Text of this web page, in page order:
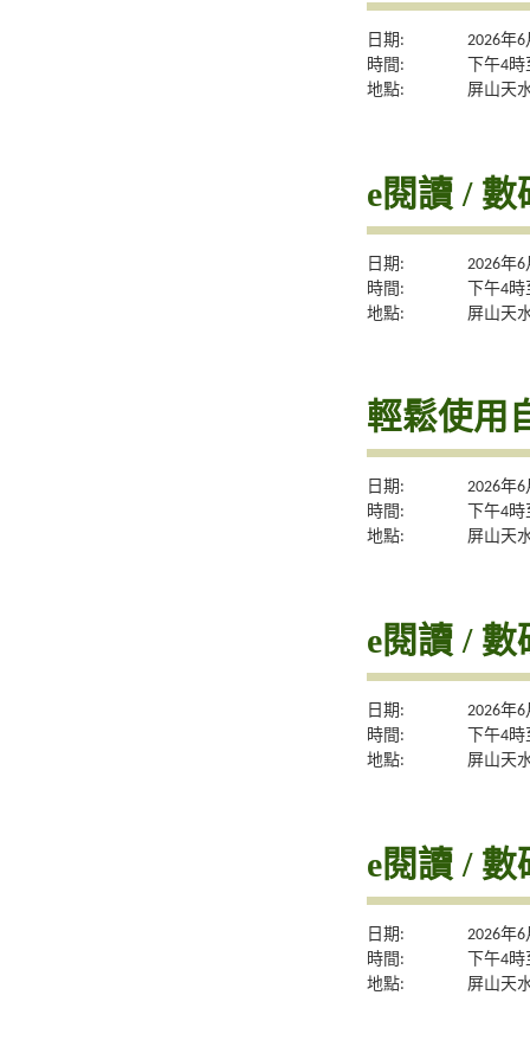
日期:
2026年
時間:
下午4
地點:
屏山天
e閱讀 /
日期:
2026年
時間:
下午4
地點:
屏山天
輕鬆使用
日期:
2026年
時間:
下午4
地點:
屏山天
e閱讀 /
日期:
2026年
時間:
下午4
地點:
屏山天
e閱讀 /
日期:
2026年
時間:
下午4
地點:
屏山天